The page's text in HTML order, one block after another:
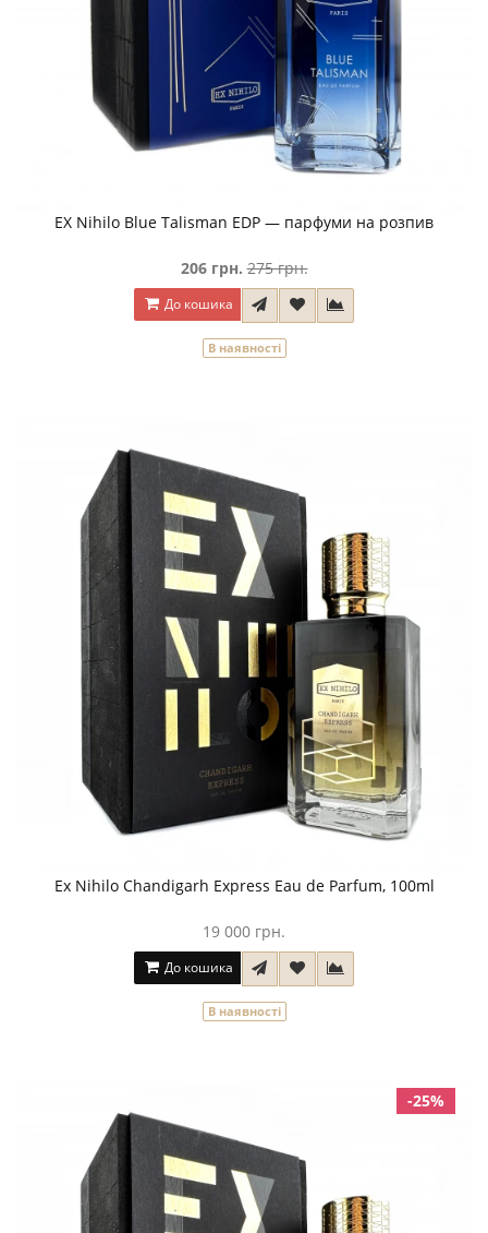
EX Nihilo Blue Talisman EDP — парфуми на розпив
206 грн. 275 грн.
До кошика
В наявності
Ex Nihilo Chandigarh Express Eau de Parfum, 100ml
19 000 грн.
До кошика
В наявності
-25%